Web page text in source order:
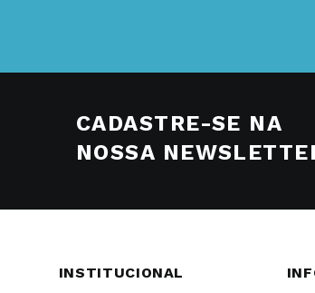
CADASTRE-SE NA
NOSSA
INSTITUCIONAL